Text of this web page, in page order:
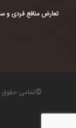
تعارض منافع فردی و
©تمامی حقوق